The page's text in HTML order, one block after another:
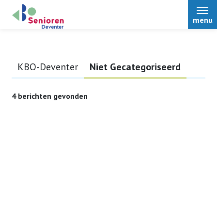
menu
KBO-Deventer Niet Gecategoriseerd
4 berichten gevonden